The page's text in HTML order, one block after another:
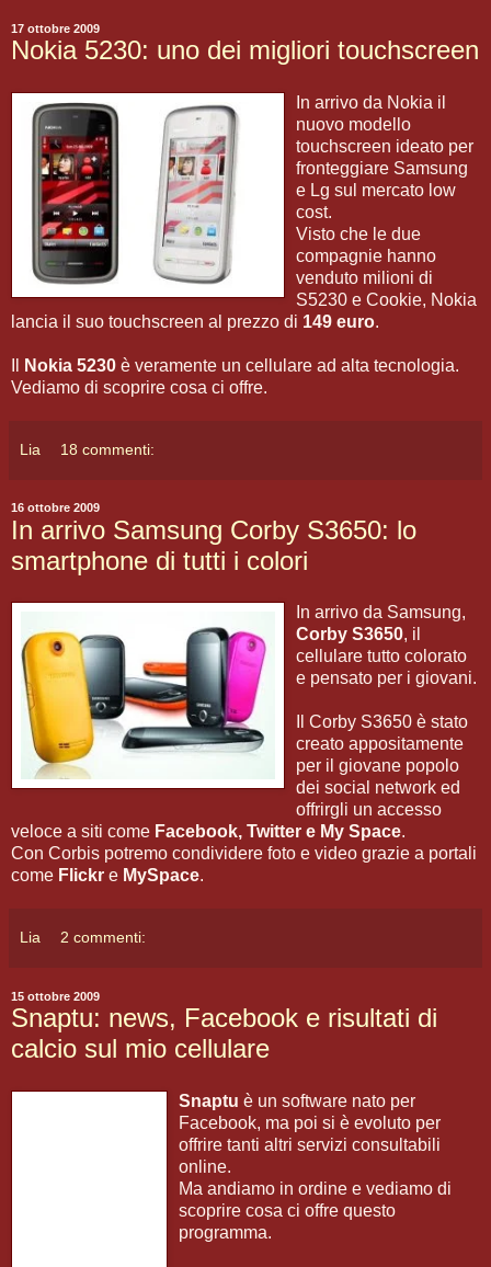
17 ottobre 2009
Nokia 5230: uno dei migliori touchscreen
In arrivo da Nokia il
nuovo modello
touchscreen ideato per
fronteggiare Samsung
e Lg sul mercato low
cost.
Visto che le due
compagnie hanno
venduto milioni di
S5230 e Cookie, Nokia
lancia il suo touchscreen al prezzo di 149 euro.
Nokia 5230 è veramente un cellulare ad alta tecnologia.
Vediamo di scoprire cosa ci offre.
Lia 18 commenti:
16 ottobre 2009
In arrivo Samsung Corby S3650: lo
smartphone di tutti i colori
In arrivo da Samsung,
Corby S3650, il
cellulare tutto colorato
e pensato per i giovani.
Il Corby S3650 è stato
creato appositamente
per il giovane popolo
dei social network ed
offrirgli un accesso
veloce a siti come Facebook, Twitter e My Space.
Con Corbis potremo condividere foto e video grazie a portali
come Flickr e MySpace.
Lia 2 commenti:
15 ottobre 2009
Snaptu: news, Facebook e risultati di
calcio sul mio cellulare
Snaptu è un software nato per
Facebook, ma poi si è evoluto per
offrire tanti altri servizi consultabili
online.
Ma andiamo in ordine e vediamo di
scoprire cosa ci offre questo
programma.